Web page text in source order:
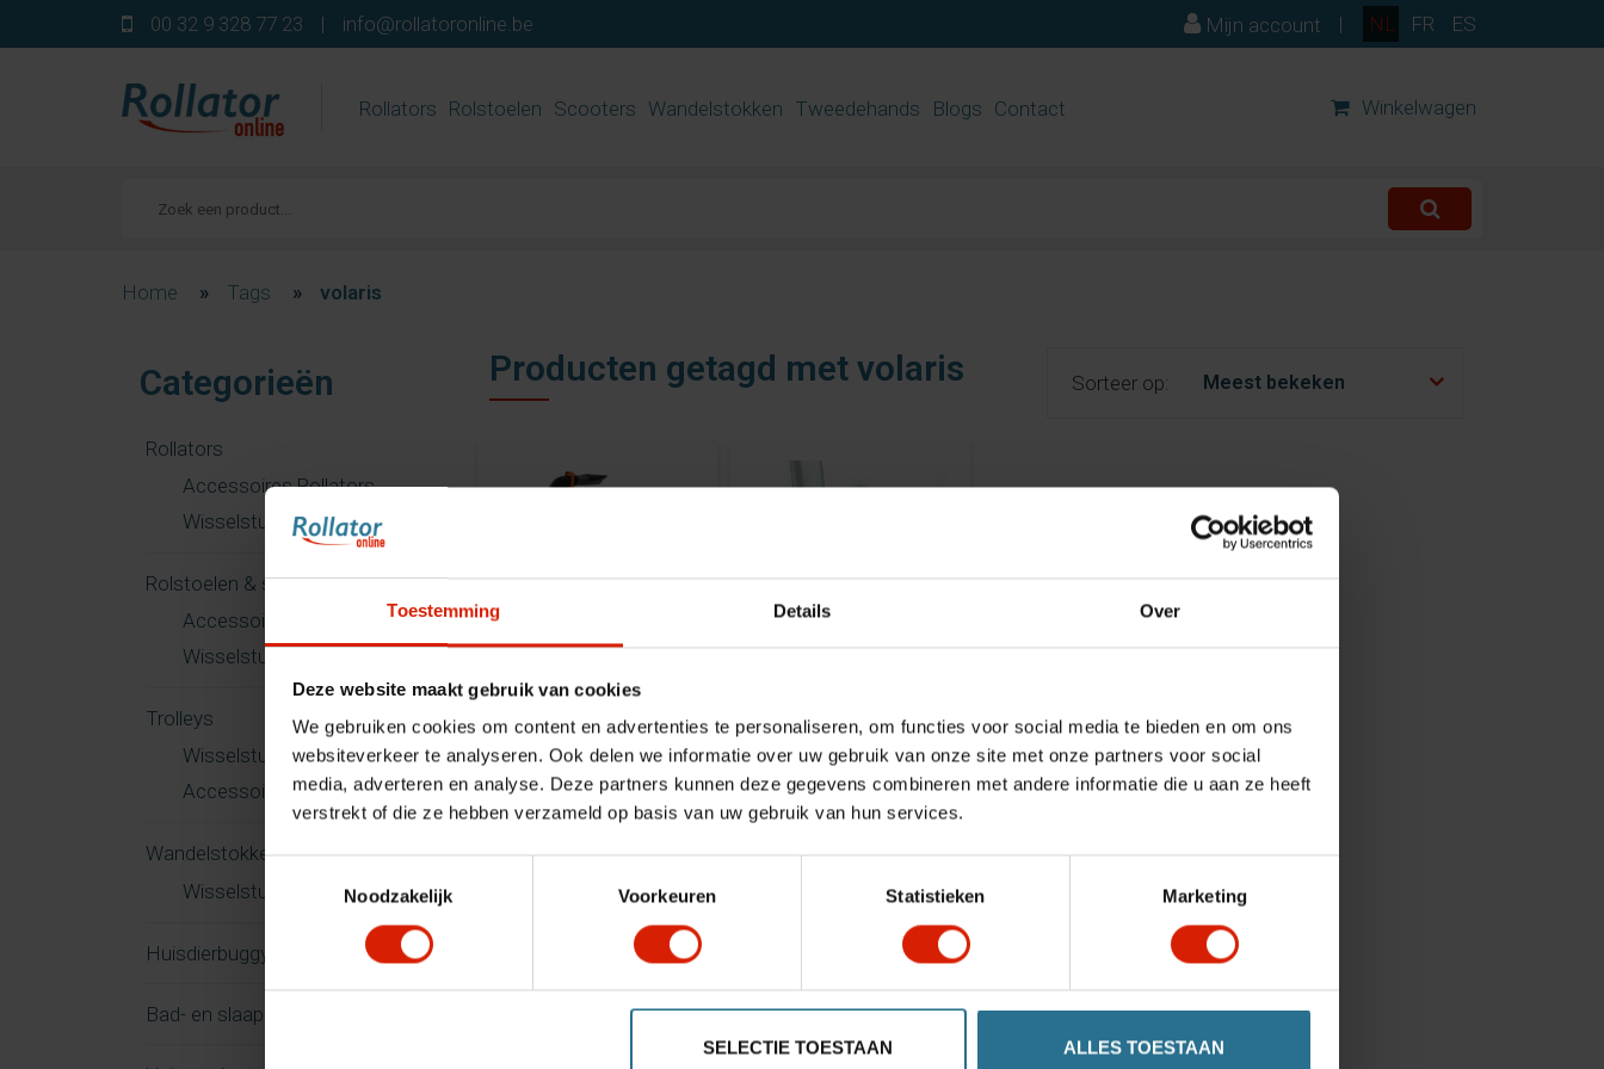
Toestemming Details Over
Deze website maakt gebruik van cookies
We gebruiken cookies om content en advertenties te personaliseren, om functies voor social media te bieden en om ons
websiteverkeer te analyseren. Ook delen we informatie over uw gebruik van onze site met onze partners voor social
media, adverteren en analyse. Deze partners kunnen deze gegevens combineren met andere informatie die u aan ze heeft
verstrekt of die ze hebben verzameld op basis van uw gebruik van hun services.
Noodzakelijk
Voorkeuren Statistieken Marketing
SELECTIE TOESTAAN ALLES TOESTAAN
00 32 9 328 77 23 | info@rollatoronline.be NL FR ES
Mijn account |
Rollators Rolstoelen Scooters Wandelstokken Tweedehands Blogs Contact Winkelwagen
Home » Tags » volaris
Categorieën
Rollators
Accessoires Rollators
Wisselstukken
Rolstoelen & scootmobielen
Accessoires
Wisselstukken
Trolleys
Wisselstukken
Accessoires
Wandelstokken
Wisselstukken
Huisdierbuggy
Bad- en slaapkamer
Producten getagd met volaris Sorteer op:
Dienblad
Volaris
€47,03
Fleshouder
Volaris
€47,03